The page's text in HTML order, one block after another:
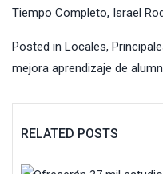
Tiempo Completo, Israel
Posted in Locales,
mejora aprendizaje de
RELATED POSTS